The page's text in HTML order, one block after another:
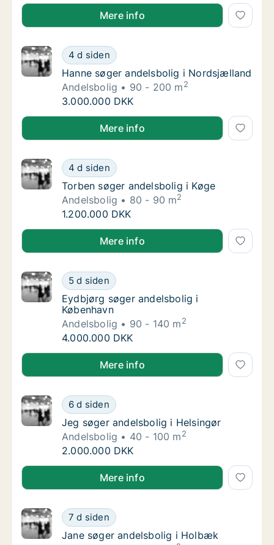
Nanna søger andelsbolig i Århus C
Mere info
Hanne søger andelsbolig i Nordsjælland
4 d siden
Hanne søger andelsbolig i Nordsjælland
Hanne søger andelsbolig i Nordsjælland
Andelsbolig
90 - 200 m2
Hanne søger andelsbolig i Nordsjælland
3.000.000 DKK
Hanne søger andelsbolig i Nordsjælland
Mere info
Torben søger andelsbolig i Køge
4 d siden
Torben søger andelsbolig i Køge
Torben søger andelsbolig i Køge
Andelsbolig
80 - 90 m2
Torben søger andelsbolig i Køge
1.200.000 DKK
Torben søger andelsbolig i Køge
Mere info
Eydbjørg søger andelsbolig i København
5 d siden
Eydbjørg søger andelsbolig i København
Eydbjørg søger andelsbolig i
København
Andelsbolig
90 - 140 m2
Eydbjørg søger andelsbolig i København
4.000.000 DKK
Eydbjørg søger andelsbolig i København
Mere info
Jeg søger andelsbolig i Helsingør
6 d siden
Jeg søger andelsbolig i Helsingør
Jeg søger andelsbolig i Helsingør
Andelsbolig
40 - 100 m2
Jeg søger andelsbolig i Helsingør
2.000.000 DKK
Jeg søger andelsbolig i Helsingør
Mere info
Jane søger andelsbolig i Holbæk
7 d siden
Jane søger andelsbolig i Holbæk
Jane søger andelsbolig i Holbæk